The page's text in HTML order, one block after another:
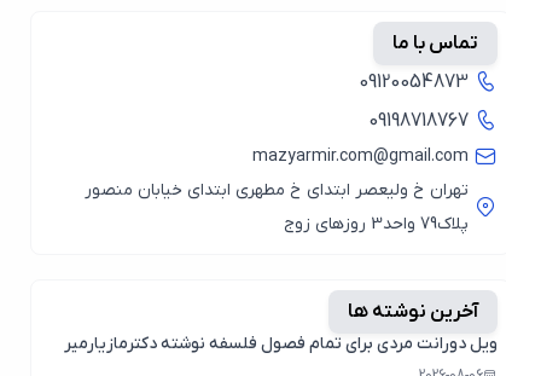
تماس با ما
09120054873
09198718767
mazyarmir.com@gmail.com
تهران خ ولیعصر ابتدای خ مطهری ابتدای خیابان منصور
آخرین نوشته ها
ویل دورانت مردی برای تمام فصول فلسفه نوشته دکترمازیارمیر